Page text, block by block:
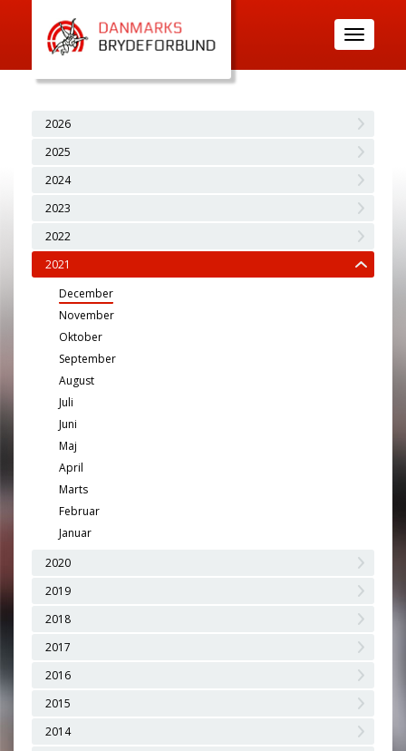
Toggle
navigation
2026
2025
2024
2023
2022
2021
December
November
Oktober
September
August
Juli
Juni
Maj
April
Marts
Februar
Januar
2020
2019
2018
2017
2016
2015
2014